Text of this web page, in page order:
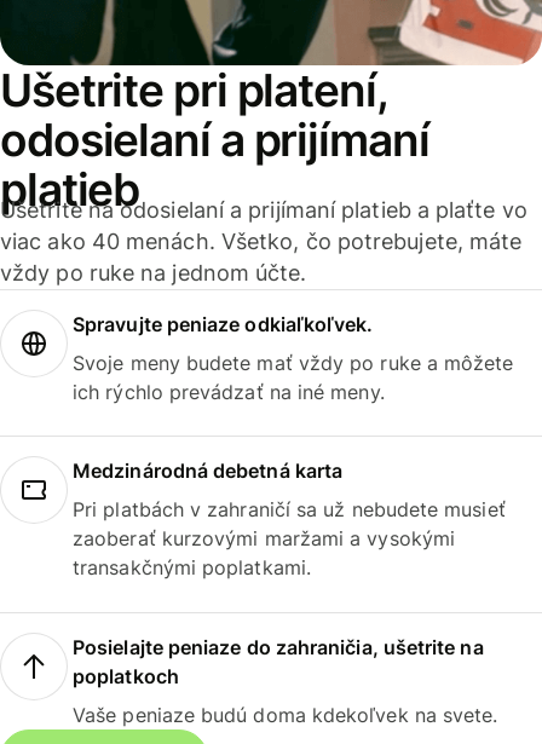
Ušetrite pri platení,
odosielaní a prijímaní
platieb
Ušetrite na odosielaní a prijímaní platieb a plaťte vo
viac ako 40 menách. Všetko, čo potrebujete, máte
vždy po ruke na jednom účte.
Spravujte peniaze odkiaľkoľvek.
Svoje meny budete mať vždy po ruke a môžete
ich rýchlo prevádzať na iné meny.
Medzinárodná debetná karta
Pri platbách v zahraničí sa už nebudete musieť
zaoberať kurzovými maržami a vysokými
transakčnými poplatkami.
Posielajte peniaze do zahraničia, ušetrite na
poplatkoch
Vaše peniaze budú doma kdekoľvek na svete.